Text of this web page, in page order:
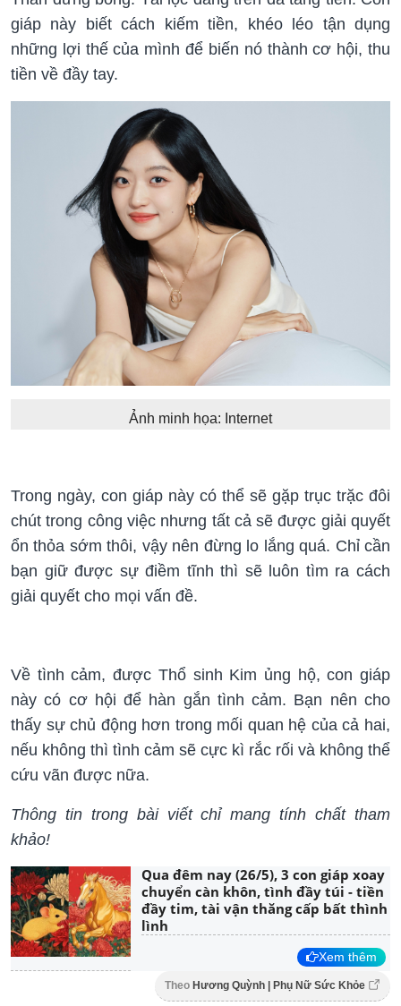
giáp này biết cách kiếm tiền, khéo léo tận dụng
những lợi thế của mình để biến nó thành cơ hội, thu
tiền về đầy tay.
Ảnh minh họa: Internet
Trong ngày, con giáp này có thể sẽ gặp trục trặc đôi
chút trong công việc nhưng tất cả sẽ được giải quyết
ổn thỏa sớm thôi, vậy nên đừng lo lắng quá. Chỉ cần
bạn giữ được sự điềm tĩnh thì sẽ luôn tìm ra cách
giải quyết cho mọi vấn đề.
Về tình cảm, được Thổ sinh Kim ủng hộ, con giáp
này có cơ hội để hàn gắn tình cảm. Bạn nên cho
thấy sự chủ động hơn trong mối quan hệ của cả hai,
nếu không thì tình cảm sẽ cực kì rắc rối và không thể
cứu vãn được nữa.
Thông tin trong bài viết chỉ mang tính chất tham
khảo!
Qua đêm nay (26/5), 3 con giáp xoay
chuyển càn khôn, tình đầy túi - tiền
đầy tim, tài vận thăng cấp bất thình
lình
Xem thêm
Theo Hương Quỳnh | Phụ Nữ Sức Khỏe